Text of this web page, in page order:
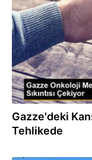
Gazze'deki
Tehlikede